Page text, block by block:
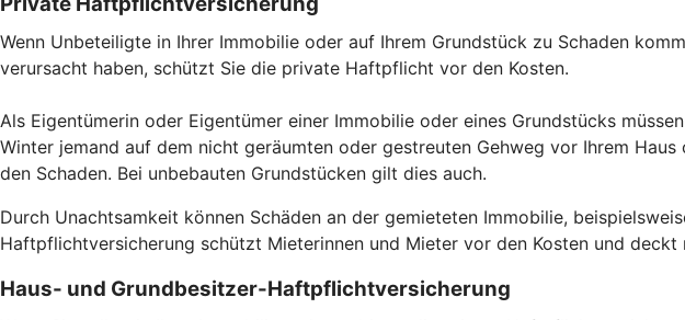
Wenn Unbeteiligte in Ihrer Immobilie oder auf Ihrem Grundstück zu Schaden
verursacht haben, schützt Sie die private Haftpflicht vor den Kosten.
Als Eigentümerin oder Eigentümer einer Immobilie oder eines Grundstücks
Winter jemand auf dem nicht geräumten oder gestreuten Gehweg vor Ihrem
den Schaden. Bei unbebauten Grundstücken gilt dies auch.
Durch Unachtsamkeit können Schäden an der gemieteten Immobilie,
Haftpflichtversicherung schützt Mieterinnen und Mieter vor den Kosten und
Haus- und Grundbesitzer-Haftpflichtversicherung